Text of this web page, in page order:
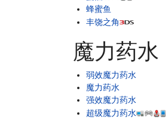
蜂蜜鱼
丰饶之角
魔力药水
弱效魔力药水
魔力药水
强效魔力药水
超级魔力药水